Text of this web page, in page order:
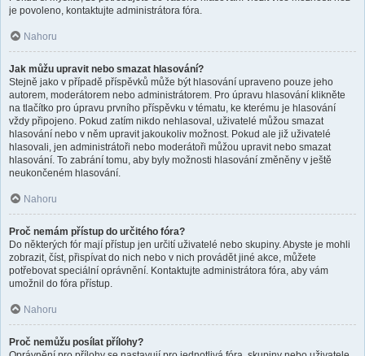
je povoleno, kontaktujte administrátora fóra.
Nahoru
Jak můžu upravit nebo smazat hlasování?
Stejně jako v případě příspěvků může být hlasování upraveno pouze jeho
autorem, moderátorem nebo administrátorem. Pro úpravu hlasování klikněte
na tlačítko pro úpravu prvního příspěvku v tématu, ke kterému je hlasování
vždy připojeno. Pokud zatím nikdo nehlasoval, uživatelé můžou smazat
hlasování nebo v něm upravit jakoukoliv možnost. Pokud ale již uživatelé
hlasovali, jen administrátoři nebo moderátoři můžou upravit nebo smazat
hlasování. To zabrání tomu, aby byly možnosti hlasování změněny v ještě
neukončeném hlasování.
Nahoru
Proč nemám přístup do určitého fóra?
Do některých fór mají přístup jen určití uživatelé nebo skupiny. Abyste je mohli
zobrazit, číst, přispívat do nich nebo v nich provádět jiné akce, můžete
potřebovat speciální oprávnění. Kontaktujte administrátora fóra, aby vám
umožnil do fóra přístup.
Nahoru
Proč nemůžu posílat přílohy?